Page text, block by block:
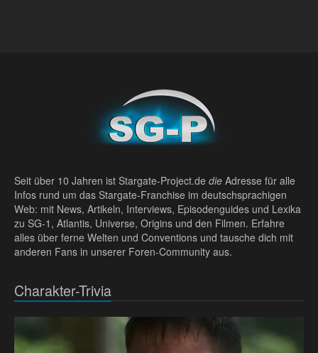
Seit über 10 Jahren ist Stargate-Project.de die Adresse für alle
Infos rund um das Stargate-Franchise im deutschsprachigen
Web: mit News, Artikeln, Interviews, Episodenguides und Lexika
zu SG-1, Atlantis, Universe, Origins und den Filmen. Erfahre
alles über ferne Welten und Conventions und tausche dich mit
anderen Fans in unserer Foren-Community aus.
Charakter-Trivia